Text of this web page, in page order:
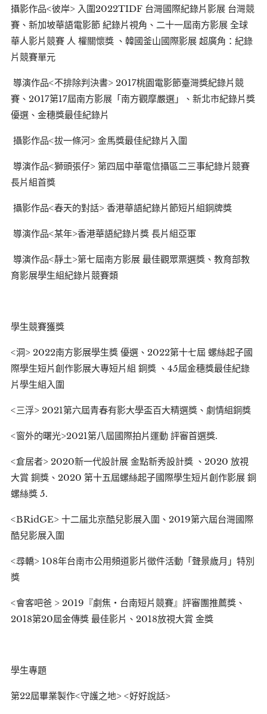
攝影作品<彼岸> 入圍2022TIDF 台灣國際紀錄片影展 台灣競
賽、新加坡華語電影節 紀錄片視角、二十一屆南方影展 全球
華人影片競賽 人 權關懷獎 、韓國釜山國際影展 超廣角：紀錄
片競賽單元
導演作品<不排除判決書> 2017桃園電影節臺灣獎紀錄片競
賽、2017第17屆南方影展「南方觀摩嚴選」、新北市紀錄片獎
優選、金穗獎最佳紀錄片
攝影作品<拔一條河> 金馬獎最佳紀錄片入圍
導演作品<獅頭張仔> 第四屆中華電信攝區二三事紀錄片競賽
長片組首獎
攝影作品<春天的對話> 香港華語紀錄片節短片組銅牌獎
導演作品<某年>香港華語紀錄片獎 長片組亞軍
導演作品<靜土>第七屆南方影展 最佳觀眾票選獎、教育部教
育影展學生組紀錄片競賽類
學生競賽獲獎
<洞> 2022南方影展學生獎 優選、2022第十七屆 螺絲起子國
際學生短片創作影展大專短片組 銅獎 、45屆金穗獎最佳紀錄
片學生組入圍
<三浮> 2021第六屆青春有影大學盃百大精選獎、劇情組銅獎
<窗外的曙光>2021第八屆國際拍片運動 評審首選獎.
<倉居者> 2020新一代設計展 金點新秀設計獎 、2020 放視
大賞 銅獎、2020 第十五屆螺絲起子國際學生短片創作影展 銅
螺絲獎 5.
<BRidGE> 十二届北京酷兒影展入圍、2019第六屆台灣國際
酷兒影展入圍
<尋轎> 108年台南市公用頻道影片徵件活動「聲景歲月」特別
獎
<會客吧爸 > 2019『劇焦‧台南短片競賽』評審團推薦獎、
2018第20屆金傳獎 最佳影片、2018放視大賞 金獎
學生專題
第22屆畢業製作<守護之地> <好好說話>